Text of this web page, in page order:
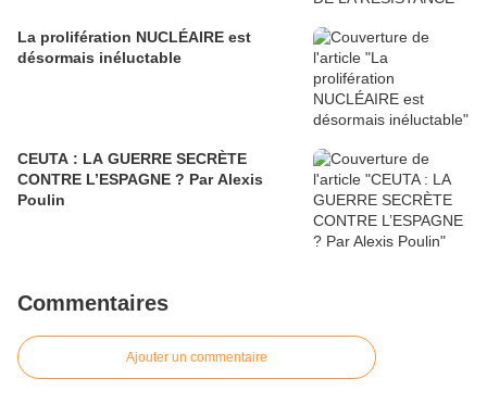
La prolifération NUCLÉAIRE est
désormais inéluctable
CEUTA : LA GUERRE SECRÈTE
CONTRE L’ESPAGNE ? Par Alexis
Poulin
Commentaires
Ajouter un commentaire